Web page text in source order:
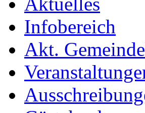
Infobereich
Akt.